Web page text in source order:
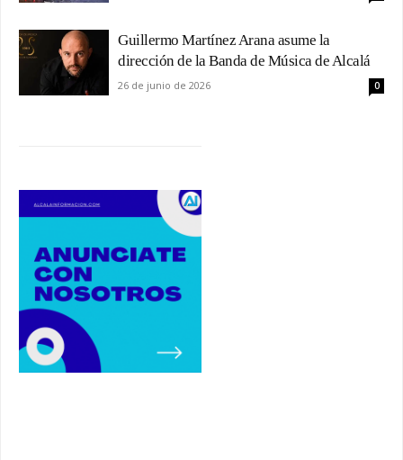
Guillermo Martínez Arana asume la
dirección de la Banda de Música de Alcalá
26 de junio de 2026 0